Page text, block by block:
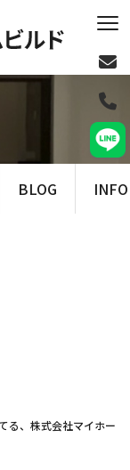
BLOG
る、株式会社マイホー